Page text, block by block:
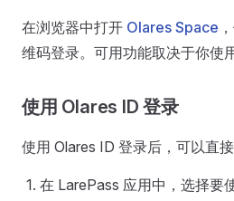
在浏览器中打开 Olares Space
维码登录。可用功能取决于你使
使用 Olares ID 登录
使用 Olares ID 登录后，可以直
在 LarePass 应用中，选择要